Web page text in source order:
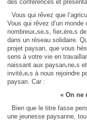
des conférences et
Vous qui rêvez que
Vous qui rêvez d’un monde
nombreux.se.s, fier.ère.s
dans un réseau solidaire.
projet paysan, que vous
sens à votre vie en
naissant aux paysan.ne.s
invité.e.s à nous rejoindre
paysan. Car :
« On ne
Bien que le titre fasse
une jeunesse paysanne,